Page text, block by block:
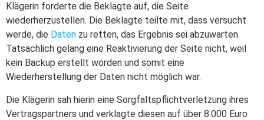
Klägerin forderte die Beklagte auf, die Seite
wiederherzustellen. Die Beklagte teilte mit, dass versucht
werde, die Daten zu retten, das Ergebnis sei abzuwarten.
Tatsächlich gelang eine Reaktivierung der Seite nicht, weil
kein Backup erstellt worden und somit eine
Wiederherstellung der Daten nicht möglich war.
Die Klägerin sah hierin eine Sorgfaltspflichtverletzung ihres
Vertragspartners und verklagte diesen auf über 8.000 Euro